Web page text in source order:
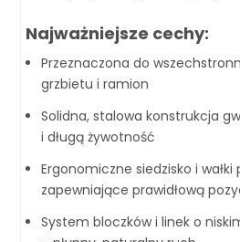
Najważniejsze cechy:
Przeznaczona do
grzbietu i ramion
Solidna, stalowa konstrukcja
i długą żywotność
Ergonomiczne siedzisko i wałki
zapewniające prawidłową
System bloczków i linek o